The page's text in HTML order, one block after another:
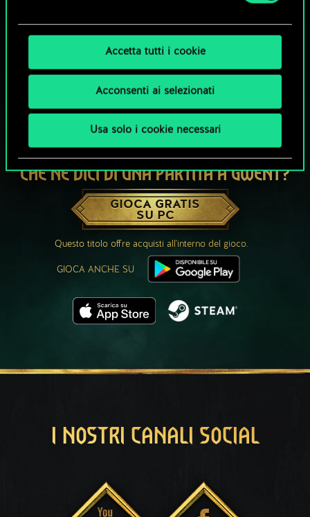
Accetta tutti i cookie
Acconsenti ai selezionati
Usa solo i cookie necessari
CHE NE DICI DI UNA PARTITA A GWENT?
GIOCA GRATIS
SU PC
Questo titolo offre acquisti all'interno del gioco.
GIOCA ANCHE SU
I NOSTRI CANALI SOCIAL